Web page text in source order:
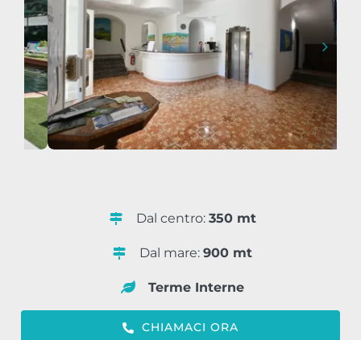
Dal centro: 350 mt
Dal mare:900 mt
Terme Interne
CHIAMACI ORA